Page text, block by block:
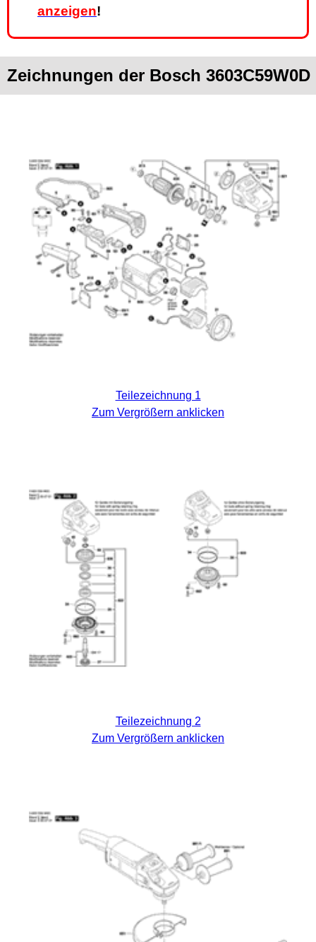
anzeigen!
Zeichnungen der Bosch 3603C59W0D
Teilezeichnung 1
Zum Vergrößern anklicken
Teilezeichnung 2
Zum Vergrößern anklicken